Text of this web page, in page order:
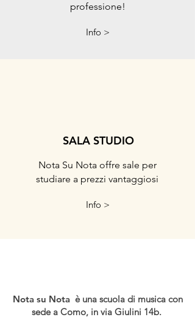
professione!
Info >
SALA STUDIO
Nota Su Nota offre sale per
studiare a prezzi vantaggiosi
Info >
Nota su Notaè una scuola di musica con
sede a Como, in via Giulini 14b.